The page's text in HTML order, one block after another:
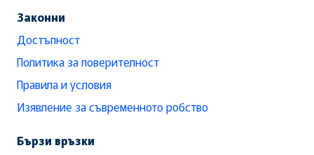
Законни
Достъпност
Политика за поверителност
Правила и условия
Изявление за съвременното робство
Бързи връзки